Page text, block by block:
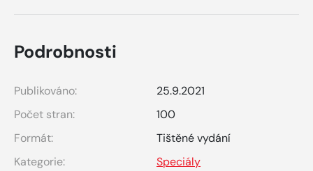
Podrobnosti
Publikováno:
25.9.2021
Počet stran:
100
Formát:
Tištěné vydání
Kategorie:
Speciály